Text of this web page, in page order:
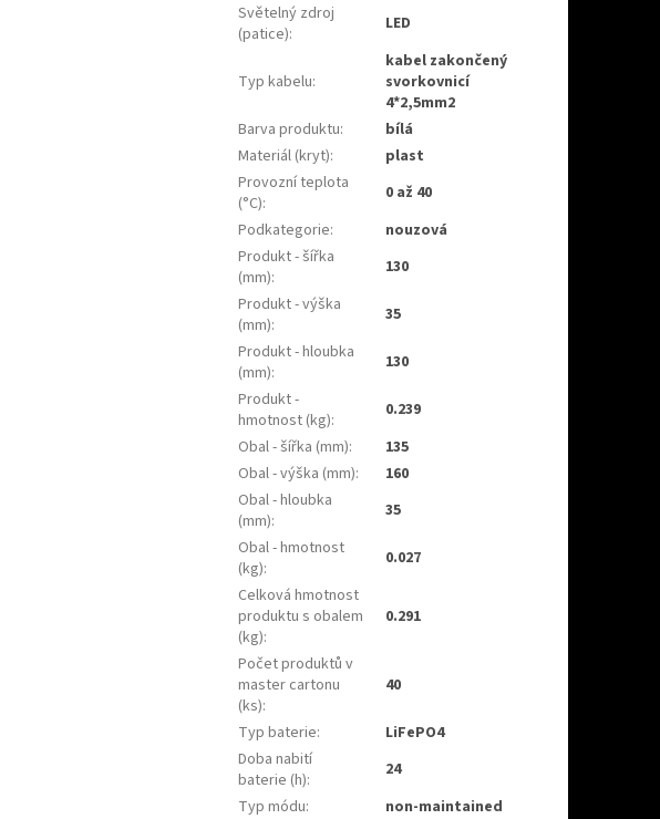
Světelný zdroj
(patice): LED
Typ kabelu:
kabel zakončený
svorkovnicí
4*2,5mm2
Barva produktu:
bílá
Materiál (kryt):
plast
Provozní teplota
(°C):
0 až 40
Podkategorie:
nouzová
Produkt - šířka
(mm):
130
Produkt - výška
(mm):
35
Produkt - hloubka
(mm):
130
Produkt -
hmotnost (kg):
0.239
Obal - šířka (mm):
135
Obal - výška (mm):
160
Obal - hloubka
(mm):
35
Obal - hmotnost
(kg):
0.027
Celková hmotnost
produktu s obalem
(kg):
0.291
Počet produktů v
master cartonu
(ks):
40
Typ baterie:
LiFePO4
Doba nabití
baterie (h):
24
Typ módu: non-maintained